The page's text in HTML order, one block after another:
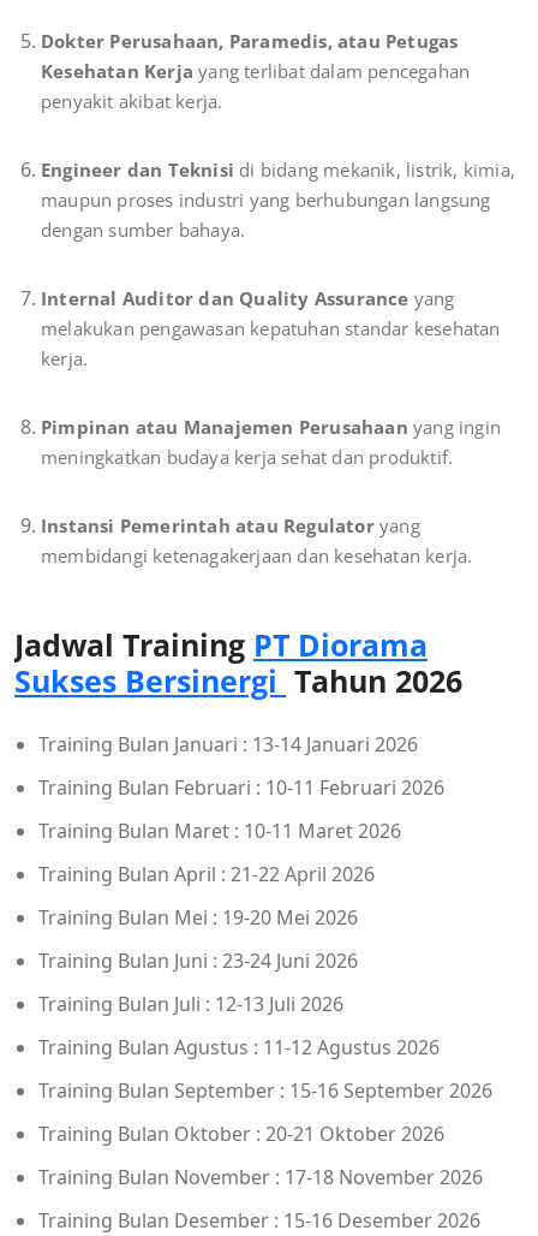
Dokter Perusahaan, Paramedis, atau Petugas
Kesehatan Kerja yang terlibat dalam pencegahan
penyakit akibat kerja.
Engineer dan Teknisi di bidang mekanik, listrik, kimia,
maupun proses industri yang berhubungan langsung
dengan sumber bahaya.
Internal Auditor dan Quality Assurance yang
melakukan pengawasan kepatuhan standar kesehatan
kerja.
Pimpinan atau Manajemen Perusahaan yang ingin
meningkatkan budaya kerja sehat dan produktif.
Instansi Pemerintah atau Regulatoryang
membidangi ketenagakerjaan dan kesehatan kerja.
Jadwal Training PT Diorama
Sukses Bersinergi Tahun 2026
Training Bulan Januari : 13-14 Januari 2026
Training Bulan Februari : 10-11 Februari 2026
Training Bulan Maret : 10-11 Maret 2026
Training Bulan April : 21-22 April 2026
Training Bulan Mei : 19-20 Mei 2026
Training Bulan Juni : 23-24 Juni 2026
Training Bulan Juli : 12-13 Juli 2026
Training Bulan Agustus : 11-12 Agustus 2026
Training Bulan September : 15-16 September 2026
Training Bulan Oktober : 20-21 Oktober 2026
Training Bulan November : 17-18 November 2026
Training Bulan Desember : 15-16 Desember 2026